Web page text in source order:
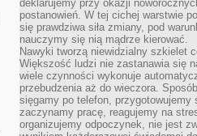
deklarujemy przy okazji
postanowień. W tej cichej warstwie
się prawdziwa siła zmiany, pod
nauczymy się nią mądrze kierować.
Nawyki tworzą niewidzialny szkielet
Większość ludzi nie zastanawia się
wiele czynności wykonuje
przebudzenia aż do wieczora.
sięgamy po telefon, przygotowujemy
zaczynamy pracę, reagujemy na
organizujemy odpoczynek, nie jest